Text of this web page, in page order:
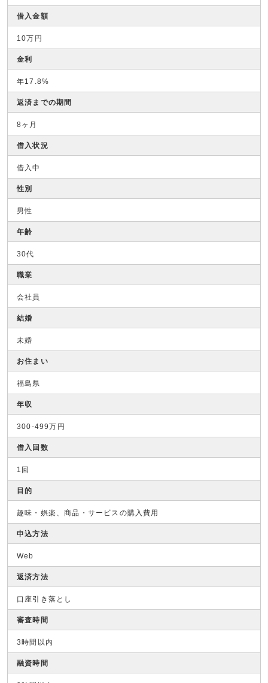
借入金額
10万円
金利
年17.8%
返済までの期間
8ヶ月
借入状況
借入中
性別
男性
年齢
30代
職業
会社員
結婚
未婚
お住まい
福島県
年収
300-499万円
借入回数
1回
目的
趣味・娯楽、商品・サービスの購入費用
申込方法
Web
返済方法
口座引き落とし
審査時間
3時間以内
融資時間